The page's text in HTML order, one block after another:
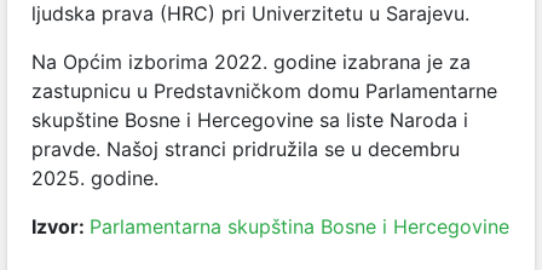
ljudska prava (HRC) pri Univerzitetu u Sarajevu.
Na Općim izborima 2022. godine izabrana je za
zastupnicu u Predstavničkom domu Parlamentarne
skupštine Bosne i Hercegovine sa liste Naroda i
pravde. Našoj stranci pridružila se u decembru
2025. godine.
Izvor: Parlamentarna skupština Bosne i Hercegovine